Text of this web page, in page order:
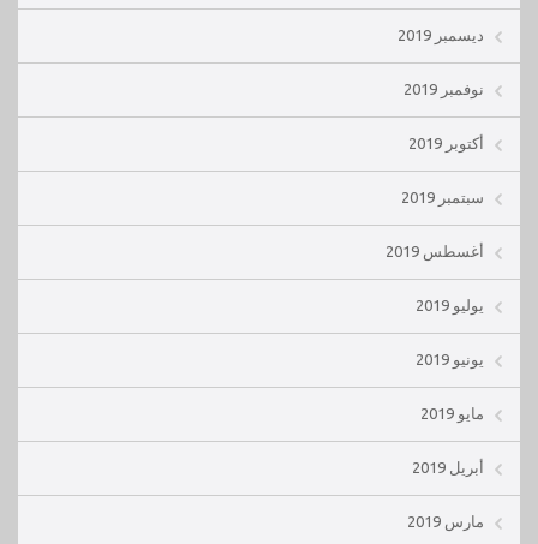
ديسمبر 2019
نوفمبر 2019
أكتوبر 2019
سبتمبر 2019
أغسطس 2019
يوليو 2019
يونيو 2019
مايو 2019
أبريل 2019
مارس 2019